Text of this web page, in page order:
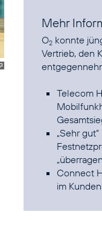
Mehr
O2 konnte
Vertrieb, den
Telecom
„Sehr
Connect
im